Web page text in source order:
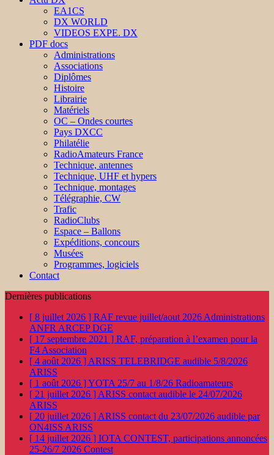
EA1CS
DX WORLD
VIDEOS EXPE. DX
PDF docs
Administrations
Associations
Diplômes
Histoire
Librairie
Matériels
OC – Ondes courtes
Pays DXCC
Philatélie
RadioAmateurs France
Technique, antennes
Technique, UHF et hypers
Technique, montages
Télégraphie, CW
Trafic
RadioClubs
Espace – Ballons
Expéditions, concours
Musées
Programmes, logiciels
Contact
Dernières publications
[ 8 juillet 2026 ] RAF revue juillet/aout 2026 Administrations
ANFR ARCEP DGE
[ 17 septembre 2021 ] RAF, préparation à l’examen pour la
F4 Association
[ 4 août 2026 ] ARISS TELEBRIDGE audible 5/8/2026
ARISS
[ 1 août 2026 ]YOTA 25/7 au 1/8/26 Radioamateurs
[ 21 juillet 2026 ] ARISS contact audible le 24/07/2026
ARISS
[ 20 juillet 2026 ] ARISS contact du 23/07/2026 audible par
ON4ISS ARISS
[ 14 juillet 2026 ] IOTA CONTEST, participations annoncées
25-26/7 2026 Contest